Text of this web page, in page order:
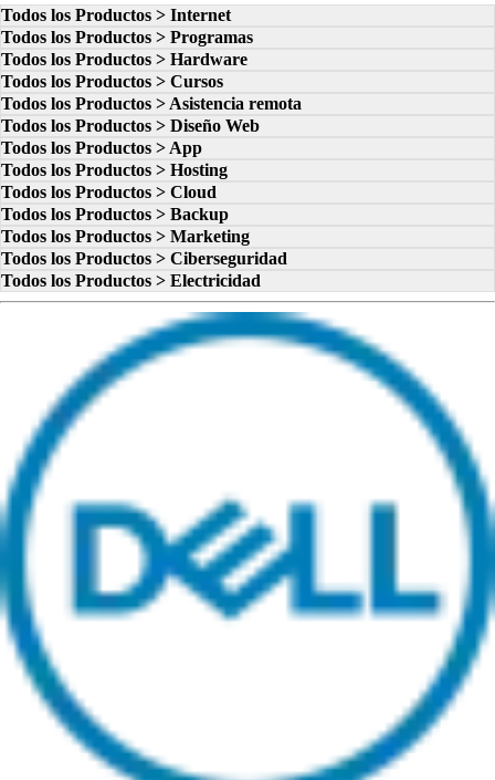
Todos los Productos > Internet
Todos los Productos > Programas
Todos los Productos > Hardware
Todos los Productos > Cursos
Todos los Productos > Asistencia remota
Todos los Productos > Diseño Web
Todos los Productos > App
Todos los Productos > Hosting
Todos los Productos > Cloud
Todos los Productos > Backup
Todos los Productos > Marketing
Todos los Productos > Ciberseguridad
Todos los Productos > Electricidad